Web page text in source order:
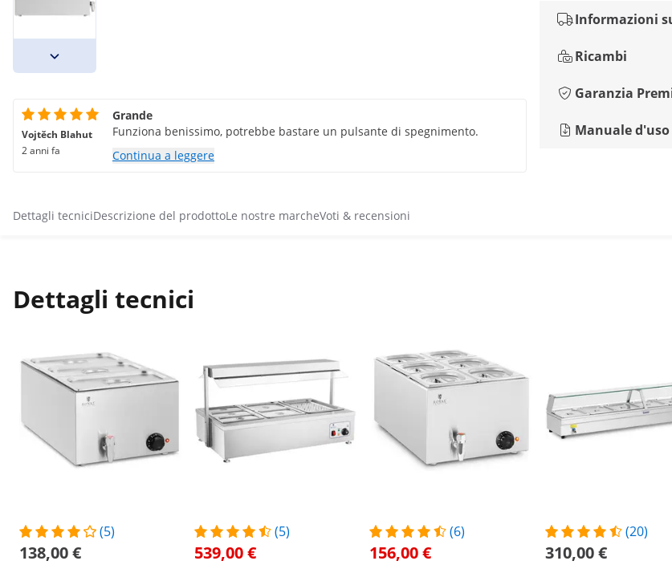
Informazioni
Ricambi
Garanzia
Manuale d'uso
Vojtěch Blahut
2 anni fa
Grande
Funziona benissimo, potrebbe bastare un pulsante di spegnimento.
Continua a leggere
Dettagli tecniciDescrizione del prodottoLe nostre marcheVoti & recensioni
Dettagli tecnici
(5)
138,00 €
(5)
539,00 €
(6)
156,00 €
(20)
310,00 €